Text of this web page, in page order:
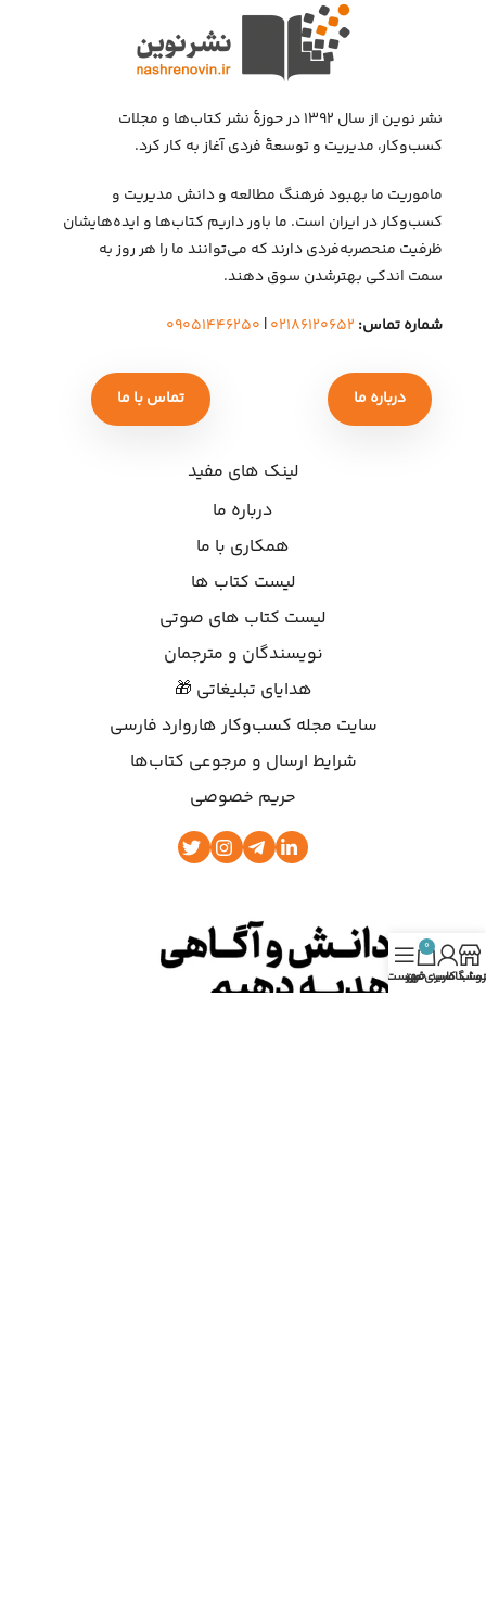
نشر نوین از سال ۱۳۹۲ در حوزهٔ نشر کتاب‌ها و مجلات
کسب‌وکار، مدیریت و توسعهٔ فردی آغاز به کار کرد.
ماموریت ما بهبود فرهنگ مطالعه و دانش مدیریت و
کسب‌وکار در ایران است. ما باور داریم کتاب‌ها و ایده‌هایشان
ظرفیت منحصربه‌فردی دارند که می‌توانند ما را هر روز به
سمت اندکی بهتر‌شدن سوق دهند.
شماره تماس: ۰۲۱۸۶۱۲۰۶۵۲| ۰۹۰۵۱۴۴۶۲۵۰
درباره ما تماس با ما
لینک های مفید
درباره ما
همکاری با ما
لیست کتاب ها
لیست کتاب های صوتی
نویسندگان و مترجمان
هدایای تبلیغاتی 🎁
سایت مجله کسب‌وکار هاروارد فارسی
شرایط ارسال و مرجوعی کتاب‌ها
حریم خصوصی
کاربری من
0
سبد خرید
فهرست